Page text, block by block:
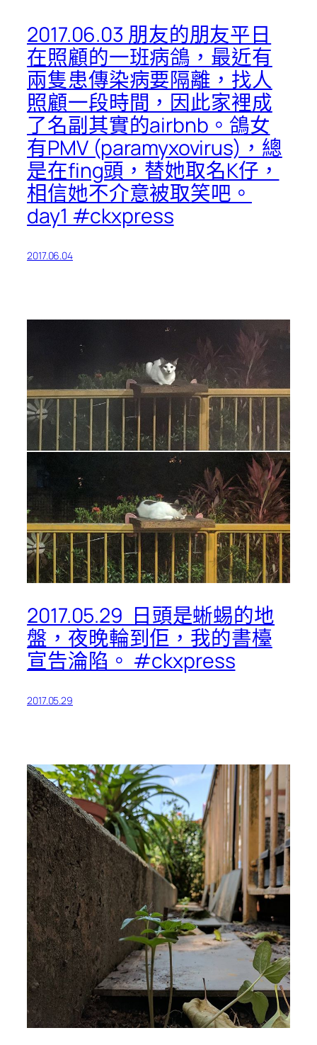
2017.06.03 朋友的朋友平日
在照顧的一班病鴿，最近有
兩隻患傳染病要隔離，找人
照顧一段時間，因此家裡成
了名副其實的airbnb。鴿女
有PMV (paramyxovirus)，總
是在fing頭，替她取名K仔，
相信她不介意被取笑吧。
day1 #ckxpress
2017.06.04
2017.05.29 ️ 日頭是蜥蜴的地
盤，夜晚輪到佢，我的書檯
宣告淪陷。 #ckxpress
2017.05.29